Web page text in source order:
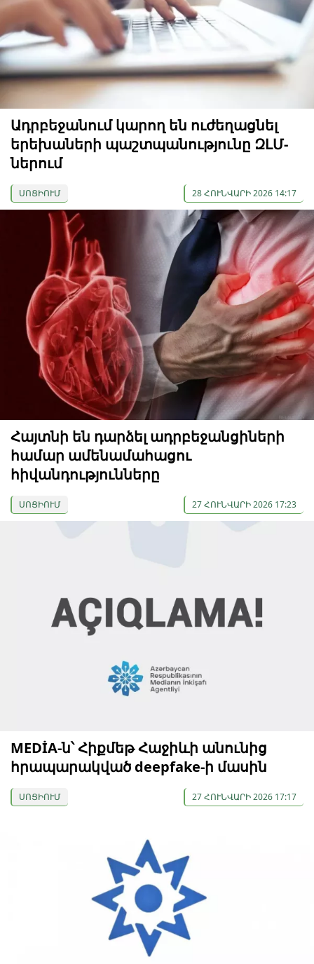
Ադրբեջանում կարող են ուժեղացնել
երեխաների պաշտպանությունը ԶԼՄ-
ներում
ՍՈՑԻՈՒՄ 28 ՀՈՒՆՎԱՐԻ 2026 14:17
Հայտնի են դարձել ադրբեջանցիների
համար ամենամահացու
հիվանդությունները
ՍՈՑԻՈՒՄ 27 ՀՈՒՆՎԱՐԻ 2026 17:23
MEDİA-ն՝ Հիքմեթ Հաջիևի անունից
հրապարակված deepfake-ի մասին
ՍՈՑԻՈՒՄ 27 ՀՈՒՆՎԱՐԻ 2026 17:17